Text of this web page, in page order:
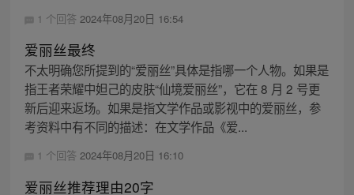
1 个回答 2024年08月20日 16:54
爱丽丝最终
不太明确您所提到的“爱丽丝”具体是指哪一个人物。如果是
指王者荣耀中妲己的皮肤“仙境爱丽丝”，它在 8 月 2 号更
新后迎来返场。如果是指文学作品或影视中的爱丽丝，参
考资料中有不同的描述：在文学作品《爱...
1 个回答 2024年08月20日 16:10
爱丽丝推荐理由20字